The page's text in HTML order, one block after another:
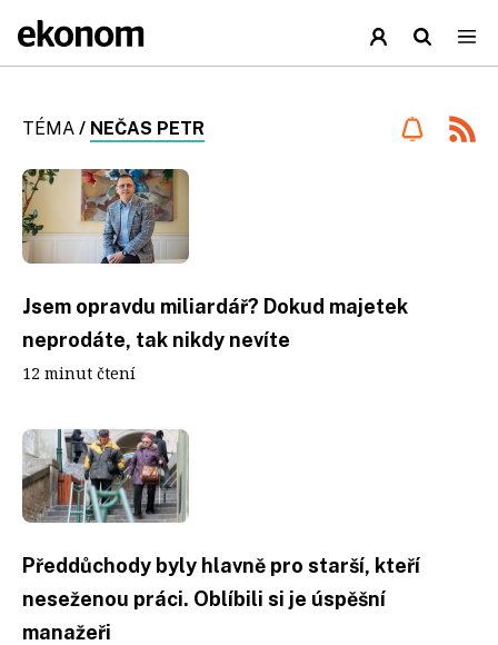
TÉMA / NEČAS PETR
Jsem opravdu miliardář? Dokud majetek
neprodáte, tak nikdy nevíte
12 minut čtení
Předdůchody byly hlavně pro starší, kteří
neseženou práci. Oblíbili si je úspěšní
manažeři